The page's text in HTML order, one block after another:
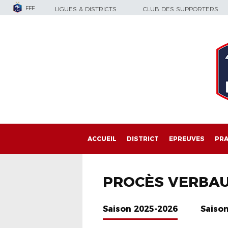
FFF LIGUES & DISTRICTS CLUB DES SUPPORTERS
ACCUEIL DISTRICT EPREUVES
PROCÈS
Saison 2025-2026